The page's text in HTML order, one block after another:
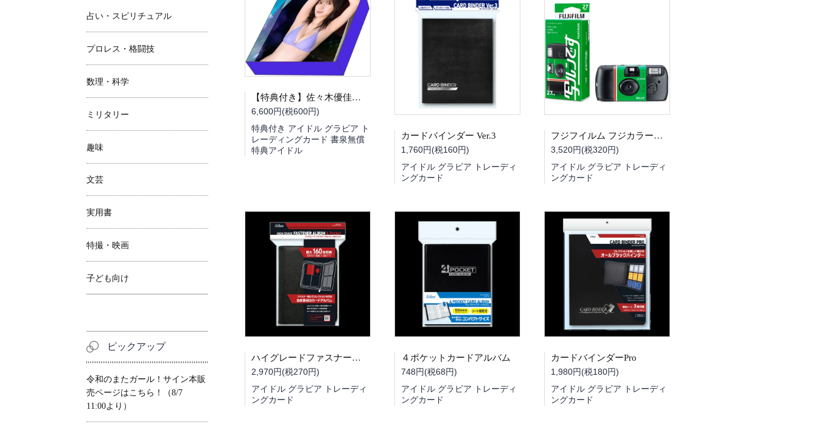
【特典付き】佐々木優佳里 NATURAL BODY Tradingcard BOX
6,600円(税600円)
特典付き アイドル グラビア ト
レーディングカード 書泉無償
特典アイドル
カードバインダー Ver.3
1,760円(税160円)
アイドル グラビア トレーディ
ングカード
フジフイルム フジカラー写ルンです 27枚撮り LF JDV1 SP FL 27SH 1
3,520円(税320円)
アイドル グラビア トレーディ
ングカード
ハイグレードファスナーアルバム 4Pocket
2,970円(税270円)
アイドル グラビア トレーディ
ングカード
４ポケットカードアルバム
748円(税68円)
アイドル グラビア トレーディ
ングカード
カードバインダーPro
1,980円(税180円)
アイドル グラビア トレーディ
ングカード
占い・スピリチュアル
プロレス・格闘技
数理・科学
ミリタリー
趣味
文芸
実用書
特撮・映画
子ども向け
ピックアップ
令和のまたガール！サイン本販
売ページはこちら！（8/7
11:00より）